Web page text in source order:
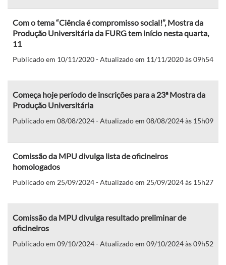
Com o tema “Ciência é compromisso social!”, Mostra da
Produção Universitária da FURG tem início nesta quarta,
11
Publicado em 10/11/2020 - Atualizado em 11/11/2020 às 09h54
Começa hoje período de inscrições para a 23ª Mostra da
Produção Universitária
Publicado em 08/08/2024 - Atualizado em 08/08/2024 às 15h09
Comissão da MPU divulga lista de oficineiros
homologados
Publicado em 25/09/2024 - Atualizado em 25/09/2024 às 15h27
Comissão da MPU divulga resultado preliminar de
oficineiros
Publicado em 09/10/2024 - Atualizado em 09/10/2024 às 09h52